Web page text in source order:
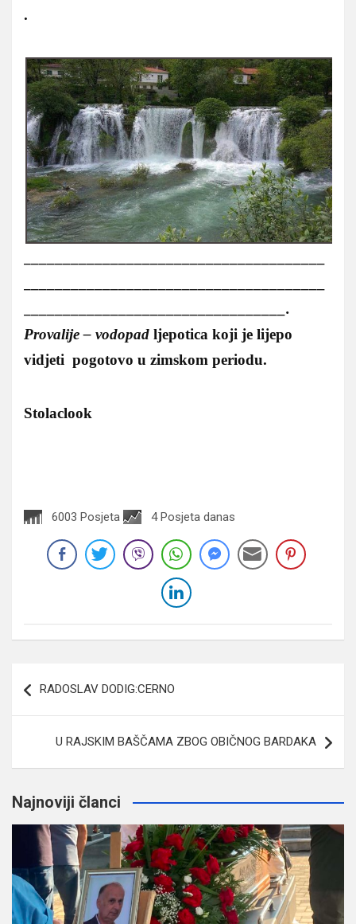
.
_________________________________.
Provalije – vodopad ljepotica koji je lijepo
vidjeti pogotovo u zimskom periodu.
Stolaclook
6003 Posjeta 4 Posjeta danas
članaka
RADOSLAV DODIG:CERNO
U RAJSKIM BAŠČAMA ZBOG OBIČNOG BARDAKA
Najnoviji članci